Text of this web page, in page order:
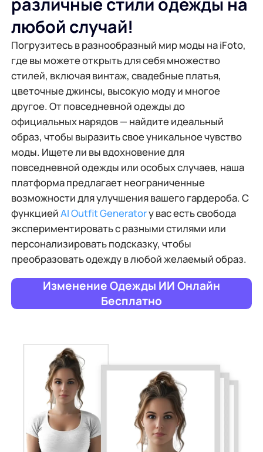
любой случай!
Погрузитесь в разнообразный мир моды на iFoto,
где вы можете открыть для себя множество
стилей, включая винтаж, свадебные платья,
цветочные джинсы, высокую моду и многое
другое. От повседневной одежды до
официальных нарядов — найдите идеальный
образ, чтобы выразить свое уникальное чувство
моды. Ищете ли вы вдохновение для
повседневной одежды или особых случаев, наша
платформа предлагает неограниченные
возможности для улучшения вашего гардероба. С
функциейAI Outfit Generatorу вас есть свобода
экспериментировать с разными стилями или
персонализировать подсказку, чтобы
преобразовать одежду в любой желаемый образ.
Изменение Одежды ИИ Онлайн
Бесплатно